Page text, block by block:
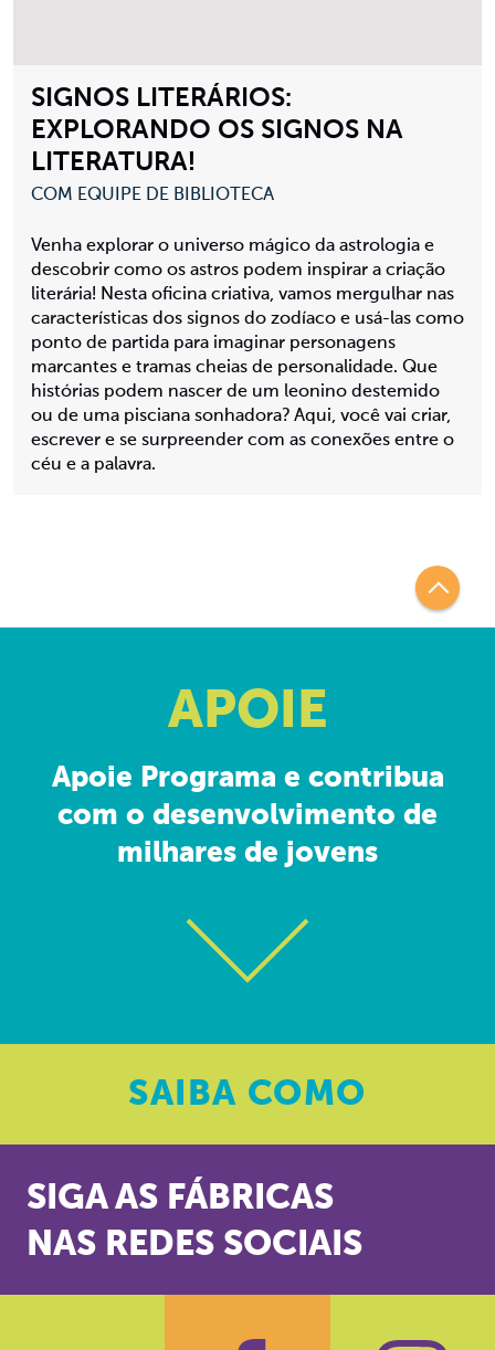
SIGNOS LITERÁRIOS:
EXPLORANDO OS SIGNOS NA
LITERATURA!
COM EQUIPE DE BIBLIOTECA
Venha explorar o universo mágico da astrologia e
descobrir como os astros podem inspirar a criação
literária! Nesta oficina criativa, vamos mergulhar nas
características dos signos do zodíaco e usá-las como
ponto de partida para imaginar personagens
marcantes e tramas cheias de personalidade. Que
histórias podem nascer de um leonino destemido
ou de uma pisciana sonhadora? Aqui, você vai criar,
escrever e se surpreender com as conexões entre o
céu e a palavra.
APOIE
Apoie Programa e contribua
com o desenvolvimento de
milhares de jovens
SAIBA COMO
SIGA AS FÁBRICAS
NAS REDES SOCIAIS